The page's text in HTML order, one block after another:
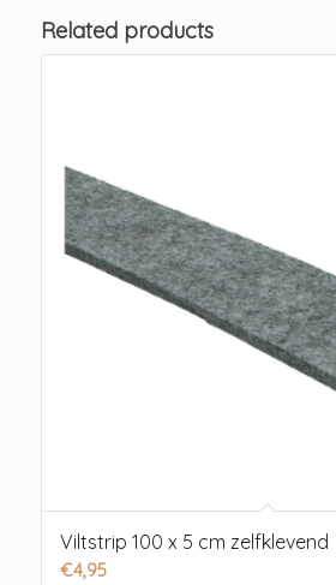
Related products
Viltstrip 100 x 5 cm zelfklevend
€4,95